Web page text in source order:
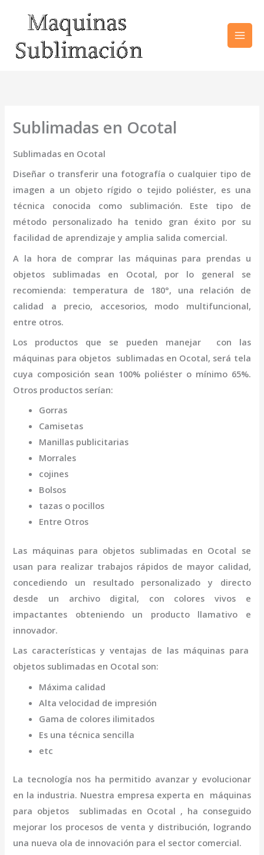
contenido
Sublimadas en Ocotal
Sublimadas en Ocotal
Diseñar o transferir una fotografía o cualquier tipo de
imagen a un objeto rígido o tejido poliéster, es una
técnica conocida como sublimación. Este tipo de
método personalizado ha tenido gran éxito por su
facilidad de aprendizaje y amplia salida comercial.
A la hora de comprar las máquinas para prendas u
objetos sublimadas en Ocotal, por lo general se
recomienda: temperatura de 180°, una relación de
calidad a precio, accesorios, modo multifuncional,
entre otros.
Los productos que se pueden manejar con las
máquinas para objetos sublimadas en Ocotal, será tela
cuya composición sean 100% poliéster o mínimo 65%.
Otros productos serían:
Gorras
Camisetas
Manillas publicitarias
Morrales
cojines
Bolsos
tazas o pocillos
Entre Otros
Las máquinas para objetos sublimadasen Ocotal se
usan para realizar trabajos rápidos de mayor calidad,
concediendo un resultado personalizado y directo
desde un archivo digital, con colores vivos e
impactantes obteniendo un producto llamativo e
innovador.
Las características y ventajas de las máquinas para
objetos sublimadas en Ocotal son:
Máxima calidad
Alta velocidad de impresión
Gama de colores ilimitados
Es una técnica sencilla
etc
La tecnología nos ha permitido avanzar y evolucionar
en la industria. Nuestra empresa experta en máquinas
para objetos sublimadas en Ocotal , ha conseguido
mejorar los procesos de venta y distribución, logrando
una nueva ola de innovación para el sector comercial.